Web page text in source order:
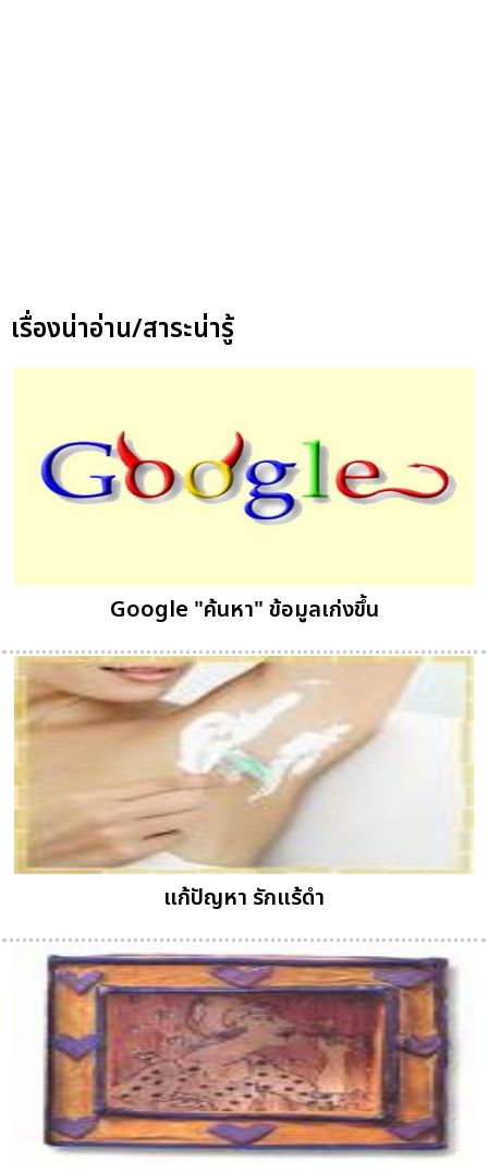
เรื่องน่าอ่าน/สาระน่ารู้
Google "ค้นหา" ข้อมูลเก่งขึ้น
แก้ปัญหา รักแร้ดำ